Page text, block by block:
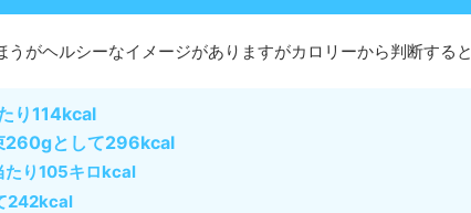
うがヘルシーなイメージがありますがカロリーから判断すると
り114kcal
260gとして296kcal
たり105キロkcal
242kcal